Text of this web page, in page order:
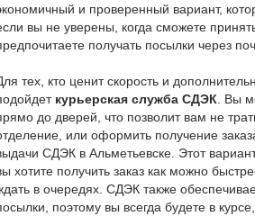
и проверенный вариант,
вы не уверены, когда сможете
получать посылки через
тех, кто ценит скорость и
курьерская служба СДЭК. Вы
до дверей, что позволит вам не
или оформить получение
СДЭК в Альметьевске. Этот
хотите получить заказ как можно
в очередях. СДЭК также
поэтому вы всегда будете в